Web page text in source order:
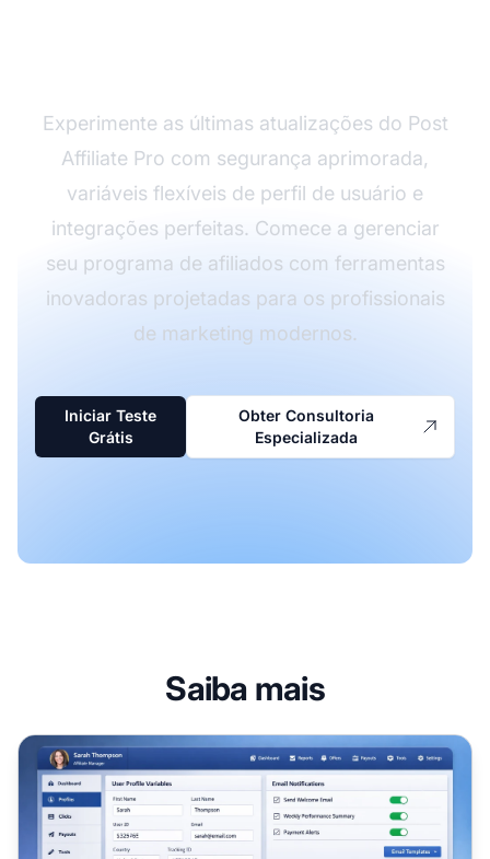
Experimente as últimas atualizações do Post
Affiliate Pro com segurança aprimorada,
variáveis flexíveis de perfil de usuário e
integrações perfeitas. Comece a gerenciar
seu programa de afiliados com ferramentas
inovadoras projetadas para os profissionais
de marketing modernos.
Iniciar Teste
Grátis
Obter Consultoria
Especializada
Saiba mais
Atualizações do PostAffiliatePro em fevereiro de 2024: